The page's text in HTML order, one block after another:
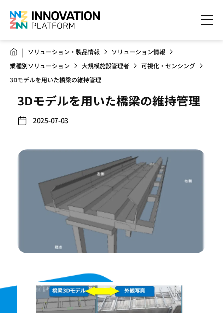
ソリューション・製品情報
ソリューション情報
業種別ソリューション
大規模施設管理者
可視化・センシング
3Dモデルを用いた橋梁の維持管理
3Dモデルを用いた橋梁の維持管理
2025-07-03